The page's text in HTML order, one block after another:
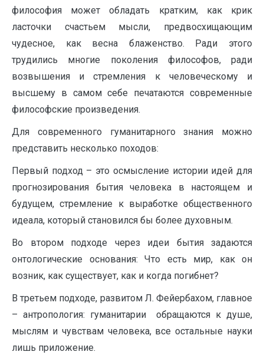
философия может обладать кратким, как крик
ласточки счастьем мысли, предвосхищающим
чудесное, как весна блаженство. Ради этого
трудились многие поколения философов, ради
возвышения и стремления к человеческому и
высшему в самом себе печатаются современные
философские произведения.
Для современного гуманитарного знания можно
представить несколько походов:
Первый подход – это осмысление истории идей для
прогнозирования бытия человека в настоящем и
будущем, стремление к выработке общественного
идеала, который становился бы более духовным.
Во втором подходе через идеи бытия задаются
онтологические основания: Что есть мир, как он
возник, как существует, как и когда погибнет?
В третьем подходе, развитом Л. Фейербахом, главное
– антропология: гуманитарии обращаются к душе,
мыслям и чувствам человека, все остальные науки
лишь приложение.